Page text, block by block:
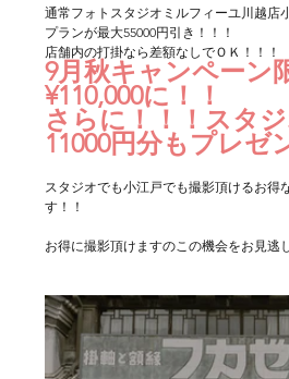
通常フォトスタジオミルフィーユ川越店
プランが最大55000円引き！！！
店舗内の打掛なら差額なしでＯＫ！！！
9月秋キャンペーン
¥110,000に！！
さらに！！！スタ
11000円分もプレゼ
スタジオでも小江戸でも撮影頂けるお得
す！！
お得に撮影頂けますのこの機会をお見逃